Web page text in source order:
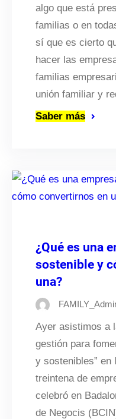
algo que está
familias o en
sí que es cierto
hacer las
familias
unión familiar y
Saber más
¿Qué es una
sostenible y
una?
Ayer asistimos a
gestión para
y sostenibles” en
treintena de
celebró en
de Negocis